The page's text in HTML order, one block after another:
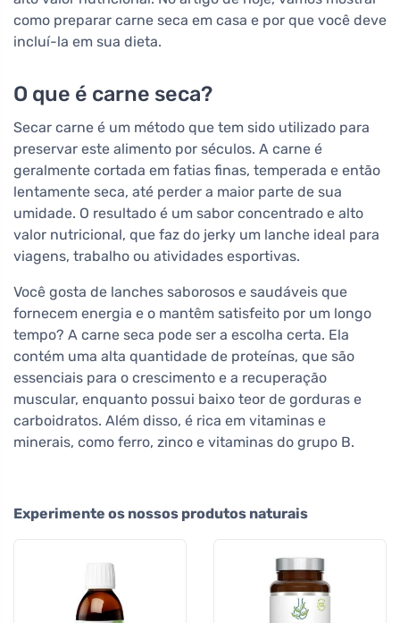
como preparar carne seca em casa e por que você deve
incluí-la em sua dieta.
O que é carne seca?
Secar carne é um método que tem sido utilizado para
preservar este alimento por séculos. A carne é
geralmente cortada em fatias finas, temperada e então
lentamente seca, até perder a maior parte de sua
umidade. O resultado é um sabor concentrado e alto
valor nutricional, que faz do jerky um lanche ideal para
viagens, trabalho ou atividades esportivas.
Você gosta de lanches saborosos e saudáveis que
fornecem energia e o mantêm satisfeito por um longo
tempo? A carne seca pode ser a escolha certa. Ela
contém uma alta quantidade de proteínas, que são
essenciais para o crescimento e a recuperação
muscular, enquanto possui baixo teor de gorduras e
carboidratos. Além disso, é rica em vitaminas e
minerais, como ferro, zinco e vitaminas do grupo B.
Experimente os nossos produtos naturais